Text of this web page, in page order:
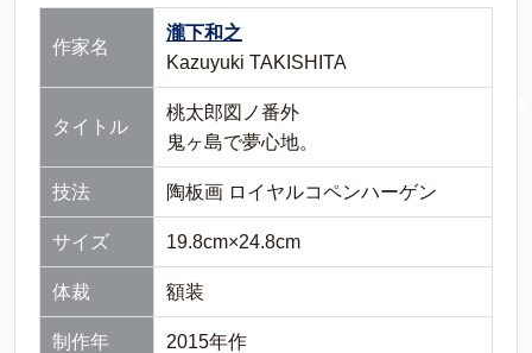
作家名
瀧下和之
Kazuyuki TAKISHITA
タイトル
桃太郎図ノ番外
鬼ヶ島で夢心地。
技法 陶板画 ロイヤルコペンハーゲン
サイズ 19.8cm×24.8cm
体裁 額装
制作年 2015年作